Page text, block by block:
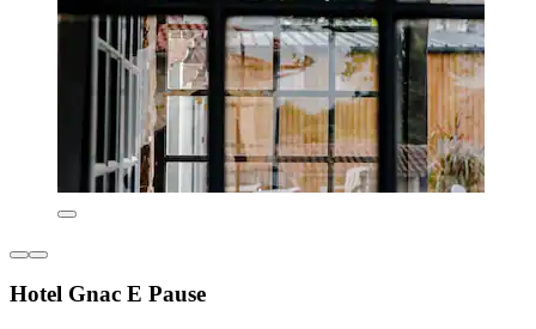
Hotel Gnac E Pause